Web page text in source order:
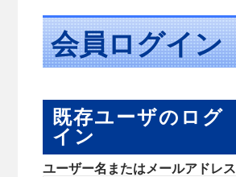
会員ログイン
既存ユーザのログ
イン
ユーザー名またはメールアドレス